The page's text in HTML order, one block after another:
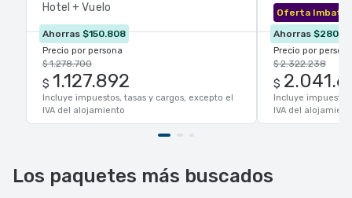
Hotel + Vuelo
Ahorras $150.808
Precio por persona
$ 1.127.892
$ 1.278.700
Incluye impuestos, tasas y cargos, excepto el
IVA del alojamiento
Oferta
Ahorras
Precio por
$
$ 2.322.238
Incluye
IVA del
Los paquetes más buscados